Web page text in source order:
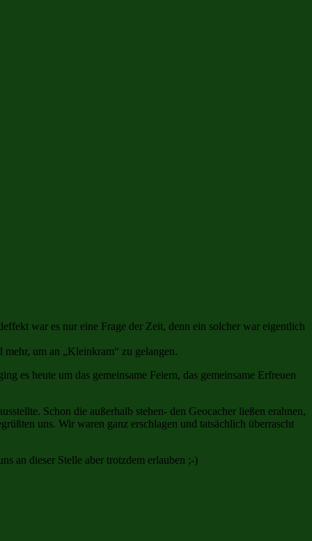
war es nur eine Frage der Zeit, denn ein solcher war eigentlich
um an „Kleinkram“ zu gelangen.
es heute um das gemeinsame Feiern, das gemeinsame Erfreuen
Schon die außerhalb stehen- den Geocacher ließen erahnen,
uns. Wir waren ganz erschlagen und tatsächlich überrascht
an dieser Stelle aber trotzdem erlauben ;-)